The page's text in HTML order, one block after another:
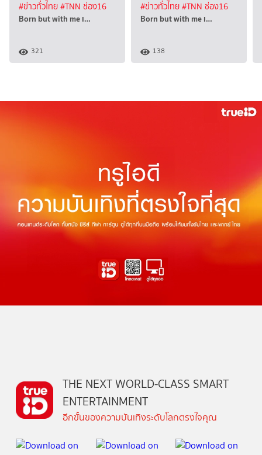
#ข่าวทั่วไทย#TNN ช่อง16
Born but with me เ…
321
#ข่าวทั่วไทย#TNN ช่อง16
Born but with me เ…
138
THE NEXT WORLD-CLASS SMART
ENTERTAINMENT
อีกขั้นของความบันเทิงระดับโลกตรงใจคุณ